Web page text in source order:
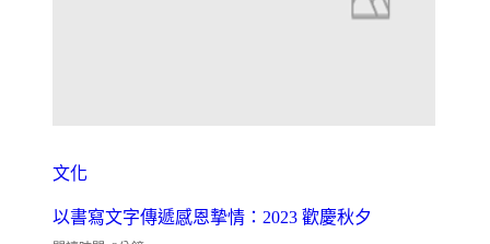
文化
以書寫文字傳遞感恩摯情：2023 歡慶秋夕